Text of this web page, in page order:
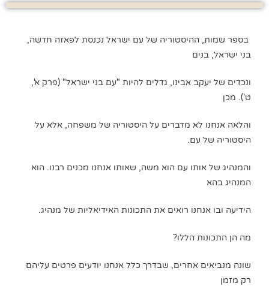
בספר שמות, ההיסטוריה של עם ישראל נכנסת לפאזה חדשה,
בני ישראל, בנים
ונכדים של יעקב אבינו, גדלים להיות "עם בני ישראל" (פרק א',
ט'). מכן
והלאה אנחנו לא מדברים על היסטוריה של משפחה, אלא על
היסטוריה של עם.
והמנהיג של אותו עם הוא משה, שאותו אנחנו מכנים רבנו. הוא
המנהיג בהא
הידיעה ובו אנחנו רואים את התכונות האידיאליות של מנהיג.
מה הן התכונות הללו?
שונה מנביאים אחרים, שבדרך כלל אנחנו יודעים פרטים עליהם
רק מזמן